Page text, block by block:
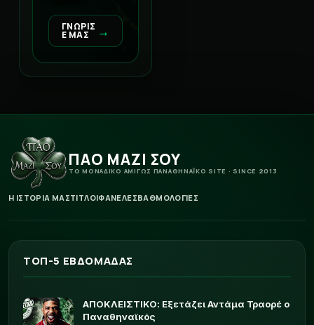
ΓΝΩΡΙΣ
Ε ΜΑΣ →
ΠΑΟ ΜΑΖΙ ΣΟΥ
ΤΟ ΜΟΝΑΔΙΚΟ ΑΜΙΓΩΣ ΠΑΝΑΘΗΝΑΪΚΟ SITE · SINCE 2013
Η ΙΣΤΟΡΙΑ ΜΑΣΤΙΤΛΟΙΦΑΝΕΛΕΣΒΑΘΜΟΛΟΓΙΕΣ
ΤΟΠ-5 ΕΒΔΟΜΑΔΑΣ
ΑΠΟΚΛΕΙΣΤΙΚΟ: Εξετάζει Αντάμα Τραορέ ο
Παναθηναϊκός